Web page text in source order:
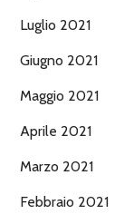
Luglio 2021
Giugno 2021
Maggio 2021
Aprile 2021
Marzo 2021
Febbraio 2021